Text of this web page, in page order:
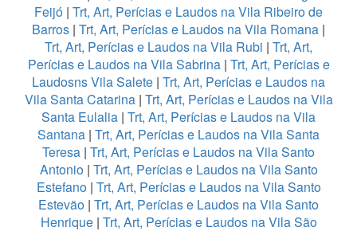
Feijó | Trt, Art, Perícias e Laudos na Vila Ribeiro de
Barros | Trt, Art, Perícias e Laudos na Vila Romana |
Trt, Art, Perícias e Laudos na Vila Rubi | Trt, Art,
Perícias e Laudos na Vila Sabrina| Trt, Art, Perícias e
Laudosns Vila Salete | Trt, Art, Perícias e Laudos na
Vila Santa Catarina| Trt, Art, Perícias e Laudos na Vila
Santa Eulalia | Trt, Art, Perícias e Laudos na Vila
Santana | Trt, Art, Perícias e Laudos na Vila Santa
Teresa | Trt, Art, Perícias e Laudos na Vila Santo
Antonio| Trt, Art, Perícias e Laudos na Vila Santo
Estefano| Trt, Art, Perícias e Laudos na Vila Santo
Estevão | Trt, Art, Perícias e Laudos na Vila Santo
Henrique| Trt, Art, Perícias e Laudos na Vila São